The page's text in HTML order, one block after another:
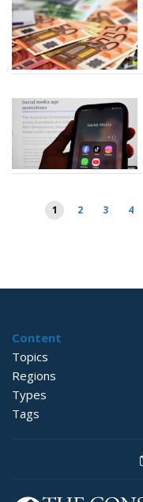
Stránkování
příspěvků
1 2 3 4
Content
Topics
Regions
Types
Tags